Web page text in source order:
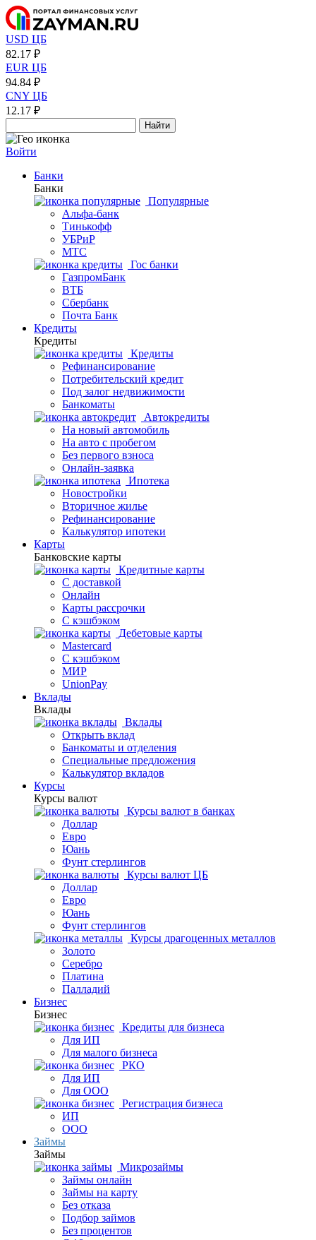
USD ЦБ
82.17 ₽
EUR ЦБ
94.84 ₽
CNY ЦБ
12.17 ₽
Найти
Войти
Банки
Банки
Популярные
Альфа-банк
Тинькофф
УБРиР
МТС
Гос банки
ГазпромБанк
ВТБ
Сбербанк
Почта Банк
Кредиты
Кредиты
Кредиты
Рефинансирование
Потребительский кредит
Под залог недвижимости
Банкоматы
Автокредиты
На новый автомобиль
На авто с пробегом
Без первого взноса
Онлайн-заявка
Ипотека
Новостройки
Вторичное жилье
Рефинансирование
Калькулятор ипотеки
Карты
Банковские карты
Кредитные карты
С доставкой
Онлайн
Карты рассрочки
С кэшбэком
Дебетовые карты
Mastercard
С кэшбэком
МИР
UnionPay
Вклады
Вклады
Вклады
Открыть вклад
Банкоматы и отделения
Специальные предложения
Калькулятор вкладов
Курсы
Курсы валют
Курсы валют в банках
Доллар
Евро
Юань
Фунт стерлингов
Курсы валют ЦБ
Доллар
Евро
Юань
Фунт стерлингов
Курсы драгоценных металлов
Золото
Серебро
Платина
Палладий
Бизнес
Бизнес
Кредиты для бизнеса
Для ИП
Для малого бизнеса
РКО
Для ИП
Для ООО
Регистрация бизнеса
ИП
ООО
Займы
Займы
Микрозаймы
Займы онлайн
Займы на карту
Без отказа
Подбор займов
Без процентов